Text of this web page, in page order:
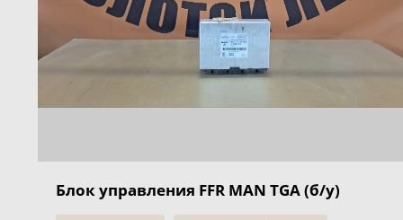
Блок управления FFR MAN TGA (б/у)